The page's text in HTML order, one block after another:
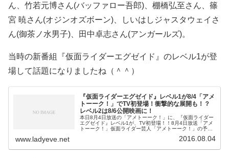
ん、竹若元博さん(バッファロー吾郎)、棚橋弘至さん、篠
宮 暁さん(オジンオズボーン)、しいはしジャスタウェイさ
ん(御茶ノ水男子)、田中卓志さん(アンガールズ)。
当時の新番組『仮面ライダーエグゼイド』のレベル1が登
場して話題になりましたね（＾＾）
『仮面ライダーエグゼイド』レベル1が8/4「アメ
トーーク！」でTV初登場！衝撃的な展開も！？
レベル2は8/6公開映画に！
本日8月4日放送の「アメトーーク！」に、『仮面ライダー
エグゼイド』レベル1が、TV初登場！！8月4日放送「アメ
トーーク！」仮面ライダー芸人「アメトーーク！」の予告
www.ladyeve.net 2016.08.04